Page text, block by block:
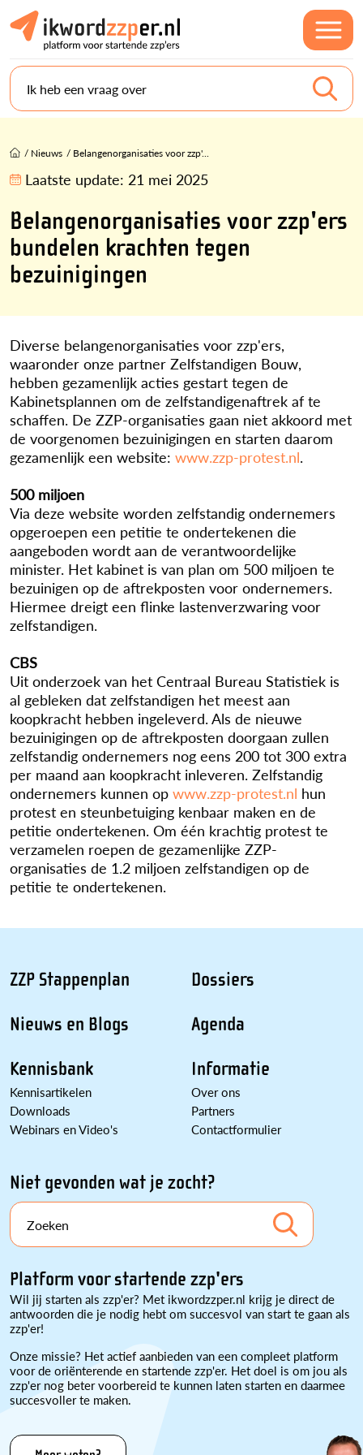
Ik heb een vraag over
/ Nieuws / Belangenorganisaties voor zzp'...
Laatste update: 21 mei 2025
Belangenorganisaties voor zzp'ers
bundelen krachten tegen
bezuinigingen
Diverse belangenorganisaties voor zzp'ers,
waaronder onze partner Zelfstandigen Bouw,
hebben gezamenlijk acties gestart tegen de
Kabinetsplannen om de zelfstandigenaftrek af te
schaffen. De ZZP-organisaties gaan niet akkoord met
de voorgenomen bezuinigingen en starten daarom
gezamenlijk een website: www.zzp-protest.nl.
500 miljoen
Via deze website worden zelfstandig ondernemers
opgeroepen een petitie te ondertekenen die
aangeboden wordt aan de verantwoordelijke
minister. Het kabinet is van plan om 500 miljoen te
bezuinigen op de aftrekposten voor ondernemers.
Hiermee dreigt een flinke lastenverzwaring voor
zelfstandigen.
CBS
Uit onderzoek van het Centraal Bureau Statistiek is
al gebleken dat zelfstandigen het meest aan
koopkracht hebben ingeleverd. Als de nieuwe
bezuinigingen op de aftrekposten doorgaan zullen
zelfstandig ondernemers nog eens 200 tot 300 extra
per maand aan koopkracht inleveren. Zelfstandig
ondernemers kunnen op www.zzp-protest.nl hun
protest en steunbetuiging kenbaar maken en de
petitie ondertekenen. Om één krachtig protest te
verzamelen roepen de gezamenlijke ZZP-
organisaties de 1.2 miljoen zelfstandigen op de
petitie te ondertekenen.
ZZP Stappenplan
Nieuws en Blogs
Kennisbank
Kennisartikelen
Downloads
Webinars en Video's
Dossiers
Agenda
Informatie
Over ons
Partners
Contactformulier
Niet gevonden wat je zocht?
Zoeken
Platform voor startende zzp'ers
Wil jij starten als zzp'er? Met ikwordzzper.nl krijg je direct de
antwoorden die je nodig hebt om succesvol van start te gaan als
zzp'er!
Onze missie? Het actief aanbieden van een compleet platform
voor de oriënterende en startende zzp'er. Het doel is om jou als
zzp'er nog beter voorbereid te kunnen laten starten en daarmee
succesvoller te maken.